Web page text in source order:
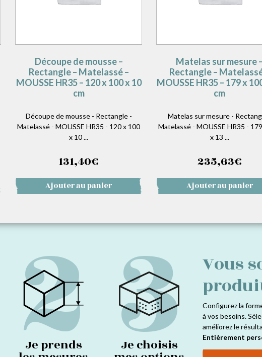
Découpe de mousse –
Rectangle – Matelassé –
MOUSSE HR35 – 120 x 100 x 10
cm
Découpe de mousse - Rectangle -
Matelassé - MOUSSE HR35 - 120 x 100
x 10 ...
131,40€
Ajouter au panier
Matelas sur mesure
Rectangle –
MOUSSE HR35 – 179 x
cm
Matelas sur mesure -
Matelassé - MOUSSE HR35 -
x 13 ...
235,63€
Ajouter au panier
2
Je prends 3
Je choisis
Vous
Configurez la
à vos besoins.
améliorez le
Entièrement